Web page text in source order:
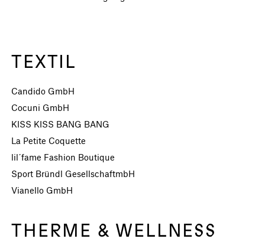
TEXTIL
Candido GmbH
Cocuni GmbH
KISS KISS BANG BANG
La Petite Coquette
lil´fame Fashion Boutique
Sport Bründl GesellschaftmbH
Vianello GmbH
THERME & WELLNESS